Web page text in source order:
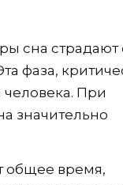
сна страдают
фаза,
При
значительно
общее время,